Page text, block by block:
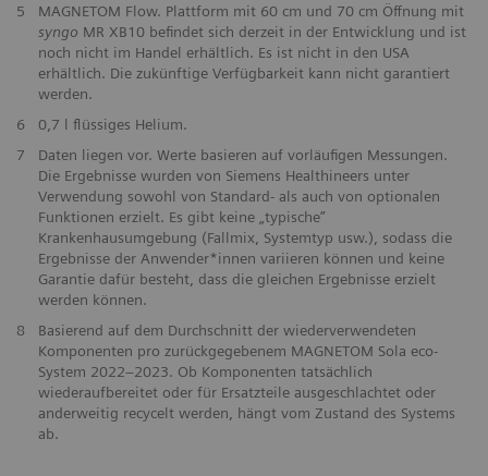
5
MAGNETOM Flow. Plattform mit 60 cm und 70 cm Öffnung mit
syngo MR XB10 befindet sich derzeit in der Entwicklung und ist
noch nicht im Handel erhältlich. Es ist nicht in den USA
erhältlich. Die zukünftige Verfügbarkeit kann nicht garantiert
werden.
6
0,7 l flüssiges Helium.
7
Daten liegen vor. Werte basieren auf vorläufigen Messungen.
Die Ergebnisse wurden von Siemens Healthineers unter
Verwendung sowohl von Standard- als auch von optionalen
Funktionen erzielt. Es gibt keine „typische”
Krankenhausumgebung (Fallmix, Systemtyp usw.), sodass die
Ergebnisse der Anwender*innen variieren können und keine
Garantie dafür besteht, dass die gleichen Ergebnisse erzielt
werden können.
8
Basierend auf dem Durchschnitt der wiederverwendeten
Komponenten pro zurückgegebenem MAGNETOM Sola eco-
System 2022–2023. Ob Komponenten tatsächlich
wiederaufbereitet oder für Ersatzteile ausgeschlachtet oder
anderweitig recycelt werden, hängt vom Zustand des Systems
ab.